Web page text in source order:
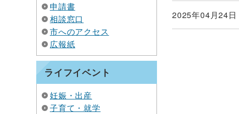
申請書
相談窓口
市へのアクセス
広報紙
ライフイベント
妊娠・出産
子育て・就学
2025年04月24日